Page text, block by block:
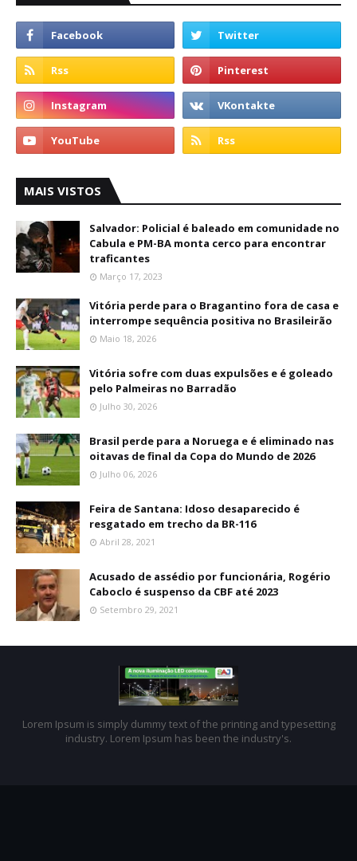
MAIS VISTOS
Salvador: Policial é baleado em comunidade no
Cabula e PM-BA monta cerco para encontrar
traficantes
Março 17, 2023
Vitória perde para o Bragantino fora de casa e
interrompe sequência positiva no Brasileirão
Maio 18, 2026
Vitória sofre com duas expulsões e é goleado
pelo Palmeiras no Barradão
Julho 30, 2026
Brasil perde para a Noruega e é eliminado nas
oitavas de final da Copa do Mundo de 2026
Julho 06, 2026
Feira de Santana: Idoso desaparecido é
resgatado em trecho da BR-116
Abril 28, 2021
Acusado de assédio por funcionária, Rogério
Caboclo é suspenso da CBF até 2023
Setembro 29, 2021
Lorem Ipsum is simply dummy text of the printing and typesetting
industry. Lorem Ipsum has been the industry's.